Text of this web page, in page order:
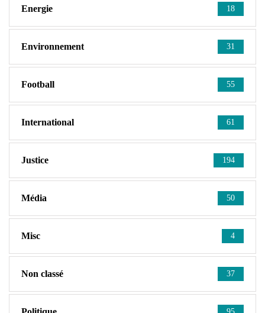
Energie 18
Environnement 31
Football 55
International 61
Justice 194
Média 50
Misc 4
Non classé 37